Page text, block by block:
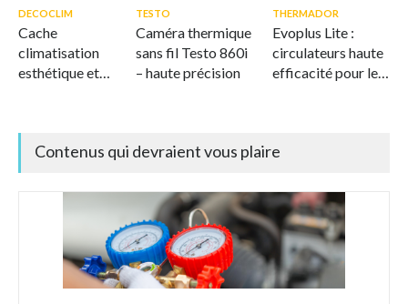
DECOCLIM
Cache
climatisation
esthétique et
TESTO
Caméra thermique
sans fil Testo 860i
– haute précision
THERMADOR
Evoplus Lite :
circulateurs haute
efficacité pour le
Contenus qui devraient vous plaire